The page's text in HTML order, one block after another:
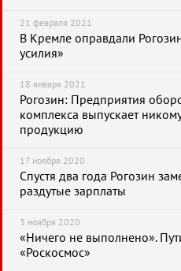
21 февраля 2021
В Кремле оправдали
усилия»
18 января 2021
Рогозин: Предприятия
комплекса выпускает
продукцию
17 ноября 2020
Спустя два года Рогозин
раздутые зарплаты
3 ноября 2020
«Ничего не выполнено».
«Роскосмос»